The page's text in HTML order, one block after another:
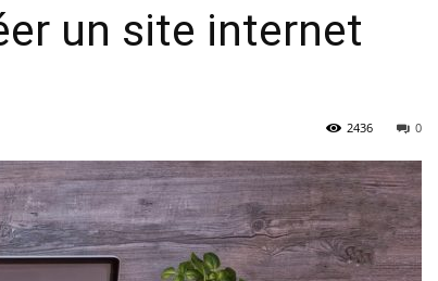
un site internet
0
2436